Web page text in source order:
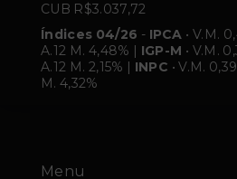
Menu
CUB R$3.037,72
Índices 04/26 - IPCA • V.M.
A.12 M. 4,48% | IGP-M • V.M.
A.12 M. 2,15% | INPC • V.M.
M. 4,32%